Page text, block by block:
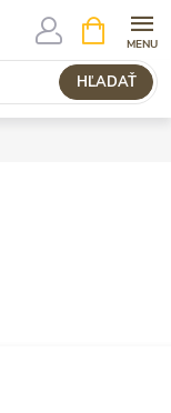
HĽADAŤ
KOŠÍK